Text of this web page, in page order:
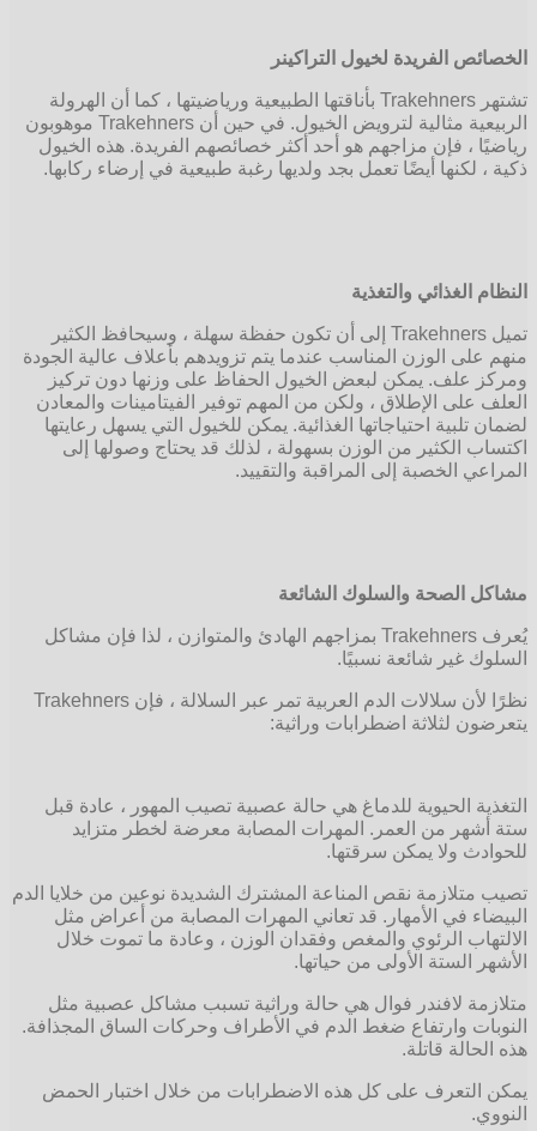
الخصائص الفريدة لخيول التراكينر
تشتهر Trakehners بأناقتها الطبيعية ورياضيتها ، كما أن الهرولة
الربيعية مثالية لترويض الخيول. في حين أن Trakehners موهوبون
رياضيًا ، فإن مزاجهم هو أحد أكثر خصائصهم الفريدة. هذه الخيول
ذكية ، لكنها أيضًا تعمل بجد ولديها رغبة طبيعية في إرضاء ركابها.
النظام الغذائي والتغذية
تميل Trakehners إلى أن تكون حفظة سهلة ، وسيحافظ الكثير
منهم على الوزن المناسب عندما يتم تزويدهم بأعلاف عالية الجودة
ومركز علف. يمكن لبعض الخيول الحفاظ على وزنها دون تركيز
العلف على الإطلاق ، ولكن من المهم توفير الفيتامينات والمعادن
لضمان تلبية احتياجاتها الغذائية. يمكن للخيول التي يسهل رعايتها
اكتساب الكثير من الوزن بسهولة ، لذلك قد يحتاج وصولها إلى
المراعي الخصبة إلى المراقبة والتقييد.
مشاكل الصحة والسلوك الشائعة
يُعرف Trakehners بمزاجهم الهادئ والمتوازن ، لذا فإن مشاكل
السلوك غير شائعة نسبيًا.
نظرًا لأن سلالات الدم العربية تمر عبر السلالة ، فإن Trakehners
يتعرضون لثلاثة اضطرابات وراثية:
التغذية الحيوية للدماغ هي حالة عصبية تصيب المهور ، عادة قبل
ستة أشهر من العمر. المهرات المصابة معرضة لخطر متزايد
للحوادث ولا يمكن سرقتها.
تصيب متلازمة نقص المناعة المشترك الشديدة نوعين من خلايا الدم
البيضاء في الأمهار. قد تعاني المهرات المصابة من أعراض مثل
الالتهاب الرئوي والمغص وفقدان الوزن ، وعادة ما تموت خلال
الأشهر الستة الأولى من حياتها.
متلازمة لافندر فوال هي حالة وراثية تسبب مشاكل عصبية مثل
النوبات وارتفاع ضغط الدم في الأطراف وحركات الساق المجذافة.
هذه الحالة قاتلة.
يمكن التعرف على كل هذه الاضطرابات من خلال اختبار الحمض
النووي.